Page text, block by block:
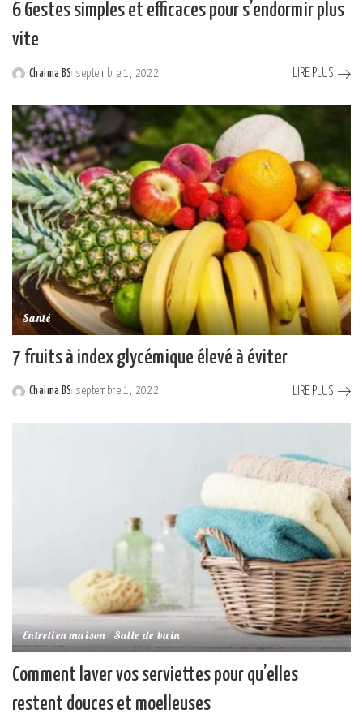
6 Gestes simples et efficaces pour s’endormir plus
vite
by
Chaima BS septembre 1, 2022 LIRE PLUS
Santé
7 fruits à index glycémique élevé à éviter
Posted
Chaima BS septembre 1, 2022 LIRE PLUS
Entretien maison Salle de bain
Comment laver vos serviettes pour qu’elles
restent douces et moelleuses